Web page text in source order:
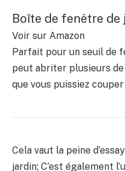
Boîte de fenêtre de
Voir sur Amazon
Parfait pour un seuil de
peut abriter plusieurs
que vous puissiez
Cela vaut la peine
jardin; C’est également